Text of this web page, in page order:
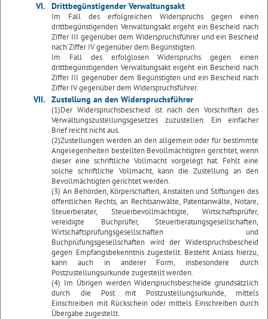
VI. Drittbegünstigender Verwaltungsakt
Im Fall des erfolgreichen Widerspruchs gegen einen
drittbegünstigenden Verwaltungsakt ergeht ein Bescheid nach
Ziffer III gegenüber dem Widerspruchsführer und ein Bescheid
nach Ziffer IV gegenüber dem Begünstigten.
Im Fall des erfolglosen Widerspruchs gegen einen
drittbegünstigenden Verwaltungsakt ergeht ein Bescheid nach
Ziffer III gegenüber dem Begünstigten und ein Bescheid nach
Ziffer IV gegenüber dem Widerspruchsführer.
VII. Zustellung an den Widerspruchsführer
(1)Der Widerspruchsbescheid ist nach den Vorschriften des
Verwaltungszustellungsgesetzes zuzustellen. Ein einfacher
Brief reicht nicht aus.
(2)Zustellungen werden an den allgemein oder für bestimmte
Angelegenheiten bestellten Bevollmächtigten gerichtet, wenn
dieser eine schriftliche Vollmacht vorgelegt hat. Fehlt eine
solche schriftliche Vollmacht, kann die Zustellung an den
Bevollmächtigten gerichtet werden.
(3) An Behörden, Körperschaften, Anstalten und Stiftungen des
öffentlichen Rechts, an Rechtsanwälte, Patentanwälte, Notare,
Steuerberater, Steuerbevollmächtigte, Wirtschaftsprüfer,
vereidigte Buchprüfer, Steuerberatungsgesellschaften,
Wirtschaftsprüfungsgesellschaften und
Buchprüfungsgesellschaften wird der Widerspruchsbescheid
gegen Empfangsbekenntnis zugestellt. Besteht Anlass hierzu,
kann auch in anderer Form, insbesondere durch
Postzustellungsurkunde zugestellt werden.
(4) Im Übrigen werden Widerspruchsbescheide grundsätzlich
durch die Post mit Postzustellungsurkunde, mittels
Einschreiben mit Rückschein oder mittels Einschreiben durch
Übergabe zugestellt.